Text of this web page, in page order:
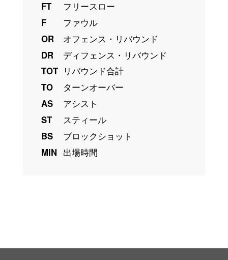
FT
フリースロー
F
ファウル
OR
オフェンス・リバウンド
DR
ディフェンス・リバウンド
TOT リバウンド合計
TO
ターンオーバー
AS
アシスト
ST
スティール
BS
ブロックショット
MIN 出場時間